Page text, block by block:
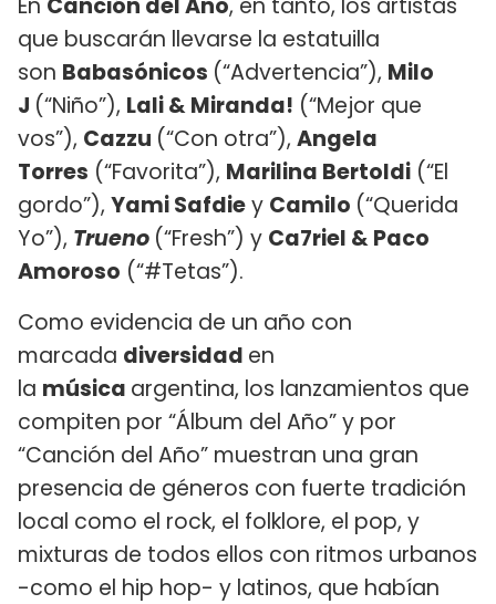
que buscarán llevarse la estatuilla
son Babasónicos (“Advertencia”), Milo
J (“Niño”), Lali & Miranda! (“Mejor que
vos”), Cazzu (“Con otra”), Angela
Torres (“Favorita”), Marilina Bertoldi (“El
gordo”), Yami Safdiey Camilo (“Querida
Yo”), Trueno (“Fresh”) y Ca7riel & Paco
Amoroso (“#Tetas”).
Como evidencia de un año con
marcada diversidad en
la música argentina, los lanzamientos que
compiten por “Álbum del Año” y por
“Canción del Año” muestran una gran
presencia de géneros con fuerte tradición
local como el rock, el folklore, el pop, y
mixturas de todos ellos con ritmos urbanos
-como el hip hop- y latinos, que habían